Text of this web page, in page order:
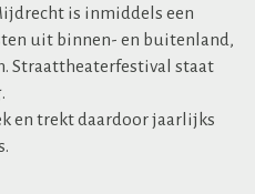
is inmiddels een
uit binnen- en buitenland,
Straattheaterfestival staat
en trekt daardoor jaarlijks